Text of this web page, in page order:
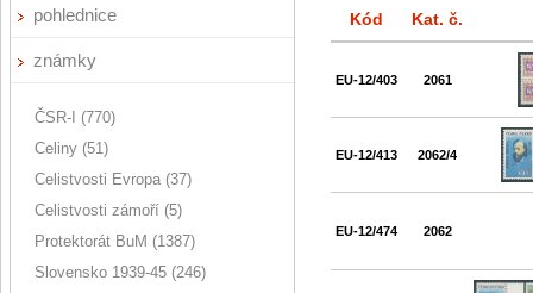
pohlednice
známky
ČSR-I (770)
Celiny (51)
Celistvosti Evropa (37)
Celistvosti zámoří (5)
Protektorát BuM (1387)
Slovensko 1939-45 (246)
Kód Kat. č.
EU-12/403 2061
EU-12/413 2062/4
EU-12/474 2062